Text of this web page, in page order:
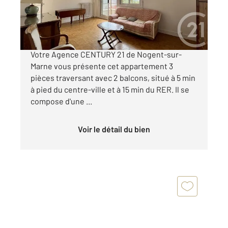
365 000 €
APPARTEMENT A VENDRE - EN EXCLUSIVITE !
Votre Agence CENTURY 21 de Nogent-sur-
Marne vous présente cet appartement 3
pièces traversant avec 2 balcons, situé à 5 min
à pied du centre-ville et à 15 min du RER. Il se
compose d'une ...
Voir le détail du bien